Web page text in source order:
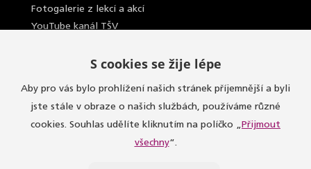
Fotogalerie z lekcí a akcí
YouTube kanál TŠV
Nahrazování lekcí (dospělí a lady)
Sály, kde učíme
Oblečení do kurzů
Taneční seznamka
S cookies se žije lépe
Aby pro vás bylo prohlížení našich stránek příjemnější a byli
jste stále v obraze o našich službách, používáme různé
cookies. Souhlas udělíte kliknutím na políčko „Přijmout
všechny“.